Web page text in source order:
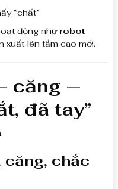
“chất”
động như robot
xuất lên tầm cao mới.
căng —
đã tay”
căng, chắc